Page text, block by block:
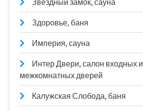
Звездный замок, сауна
Здоровье, баня
Империя, сауна
Интер Двери, салон входных и
межкомнатных дверей
Калужская Слобода, баня